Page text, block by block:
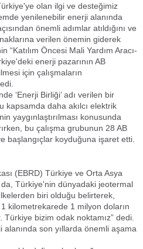
olan ilgi ve desteğimiz
yenilenebilir enerji alanında
önemli adımlar atıldığını ve
verilen önemin giderek
“Katılım Öncesi Mali Yardım Aracı-
enerji pazarının AB
için çalışmaların
‘Enerji Birliği’ adı verilen bir
kapsamda daha akılcı elektrik
yaygınlaştırılması konusunda
bu çalışma grubunun 28 AB
başlangıçlar koyduğuna işaret etti.
(EBRD) Türkiye ve Orta Asya
Türkiye'nin dünyadaki jeotermal
biri olduğu belirterek,
kilometrekarede 1 milyon doların
Türkiye bizim odak noktamız” dedi.
son yıllarda önemli aşama